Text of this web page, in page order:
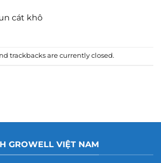
cát khô
trackbacks are currently closed.
GROWELL VIỆT NAM